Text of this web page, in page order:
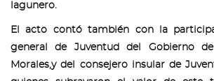
lagunero.
El acto contó también con la
general de Juventud del Gobierno de
Morales,y del consejero insular de